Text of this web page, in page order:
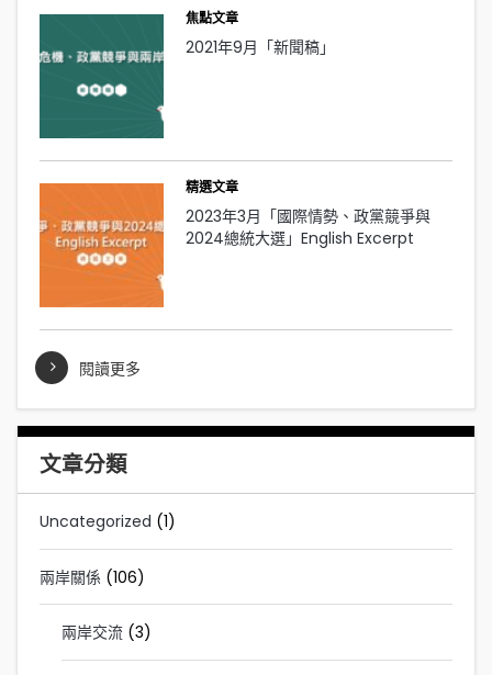
焦點文章
2021年9月「新聞稿」
精選文章
2023年3月「國際情勢、政黨競爭與
2024總統大選」English Excerpt
閱讀更多
文章分類
Uncategorized (1)
兩岸關係 (106)
兩岸交流 (3)